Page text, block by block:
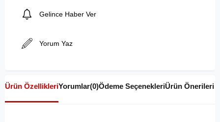
Gelince Haber Ver
Yorum Yaz
Ürün ÖzellikleriYorumlar(0)Ödeme SeçenekleriÜrün Önerileri